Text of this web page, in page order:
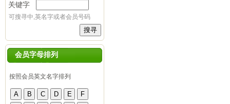
关键字
可搜寻中,英名字或者会员号码
会员字母排列
按照会员英文名字排列